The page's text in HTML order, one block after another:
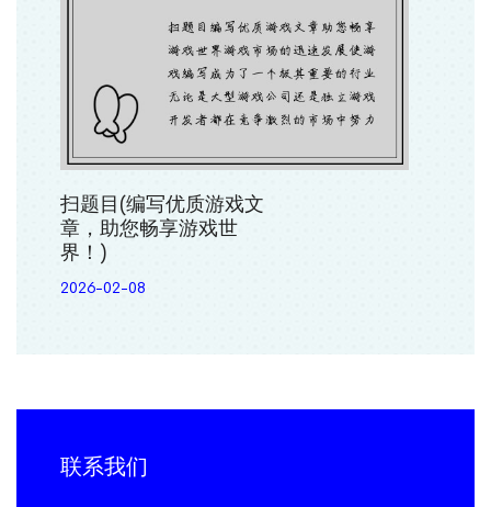
扫题目(编写优质游戏文
章，助您畅享游戏世
界！)
2026-02-08
联系我们